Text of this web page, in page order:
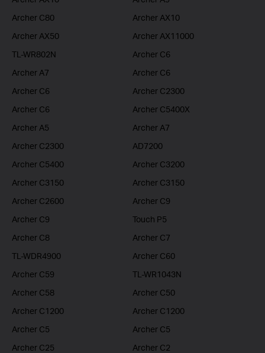
Archer C80
Archer AX10
Archer AX50
Archer AX11000
TL-WR802N
Archer C6
Archer A7
Archer C6
Archer C6
Archer C2300
Archer C6
Archer C5400X
Archer A5
Archer A7
Archer C2300
AD7200
Archer C5400
Archer C3200
Archer C3150
Archer C3150
Archer C2600
Archer C9
Archer C9
Touch P5
Archer C8
Archer C7
TL-WDR4900
Archer C60
Archer C59
TL-WR1043N
Archer C58
Archer C50
Archer C1200
Archer C1200
Archer C5
Archer C5
Archer C25
Archer C2